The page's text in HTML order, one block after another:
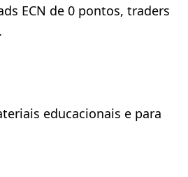
ECN de 0 pontos, traders
educacionais e para